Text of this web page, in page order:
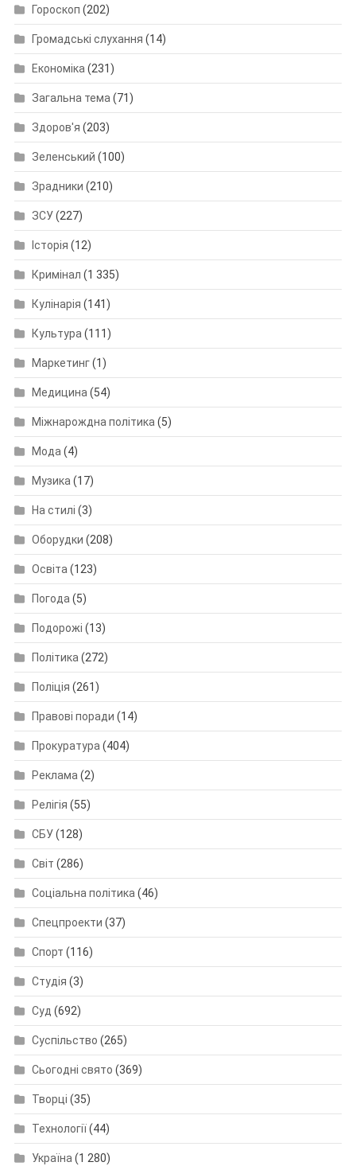
Гороскоп (202)
Громадські слухання (14)
Економіка(231)
Загальна тема(71)
Здоров'я (203)
Зеленський (100)
Зрадники (210)
ЗСУ(227)
Історія (12)
Кримінал (1 335)
Кулінарія (141)
Культура(111)
Маркетинг(1)
Медицина(54)
Міжнарождна політика(5)
Мода(4)
Музика(17)
На стилі (3)
Оборудки (208)
Освіта(123)
Погода(5)
Подорожі (13)
Політика(272)
Поліція (261)
Правові поради (14)
Прокуратура(404)
Реклама(2)
Релігія (55)
СБУ(128)
Світ (286)
Соціальна політика(46)
Спецпроекти (37)
Спорт (116)
Студія (3)
Суд (692)
Суспільство (265)
Сьогодні свято (369)
Творці (35)
Технології(44)
Україна(1 280)